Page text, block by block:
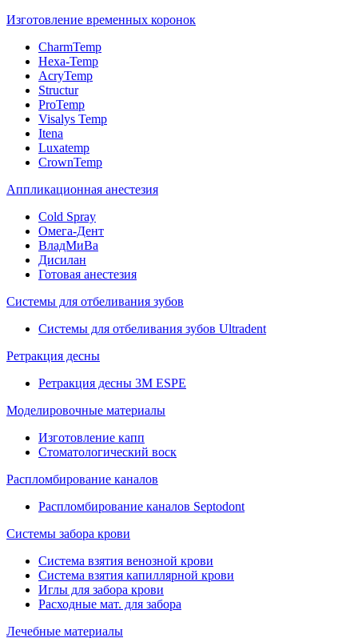
Изготовление временных коронок
CharmTemp
Hexa-Temp
AcryTemp
Structur
ProTemp
Visalys Temp
Itena
Luxatemp
CrownTemp
Аппликационная анестезия
Cold Spray
Омега-Дент
ВладМиВа
Дисилан
Готовая анестезия
Системы для отбеливания зубов
Системы для отбеливания зубов Ultradent
Ретракция десны
Ретракция десны 3M ESPE
Моделировочные материалы
Изготовление капп
Стоматологический воск
Распломбирование каналов
Распломбирование каналов Septodont
Системы забора крови
Система взятия венозной крови
Система взятия капиллярной крови
Иглы для забора крови
Расходные мат. для забора
Лечебные материалы